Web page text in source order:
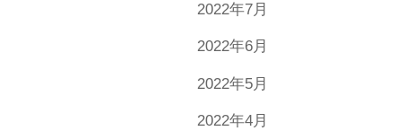
2022年7月
2022年6月
2022年5月
2022年4月